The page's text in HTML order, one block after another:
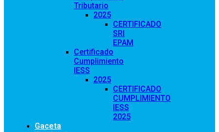
Tributario
2025
CERTIFICADO
SRI
EPAM
Certificado
Cumplimiento
IESS
2025
CERTIFICADO
CUMPLIMIENTO
IESS
2025
Gaceta